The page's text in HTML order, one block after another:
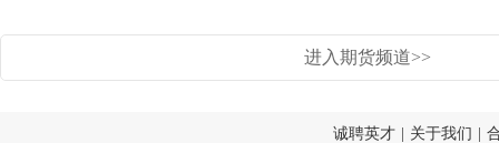
进入期货频道>>
诚聘英才 关于我们